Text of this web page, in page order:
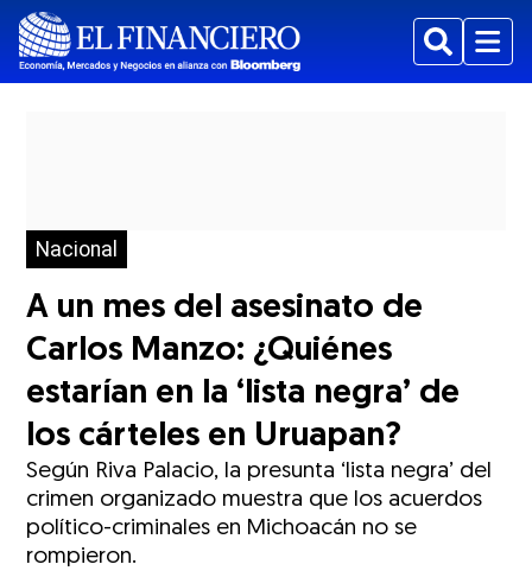
BuscarMenu
Nacional
A un mes del asesinato de
Carlos Manzo: ¿Quiénes
estarían en la ‘lista negra’ de
los cárteles en Uruapan?
Según Riva Palacio, la presunta ‘lista negra’ del
crimen organizado muestra que los acuerdos
político-criminales en Michoacán no se
rompieron.